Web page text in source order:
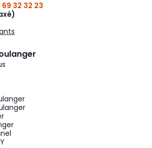
69 32 32 23